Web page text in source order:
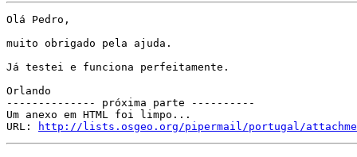
Olá Pedro,
muito obrigado pela ajuda.
Já testei e funciona perfeitamente.
Orlando
-------------- próxima parte ----------
Um anexo em HTML foi limpo...
URL:
http://lists.osgeo.org/pipermail/portugal/